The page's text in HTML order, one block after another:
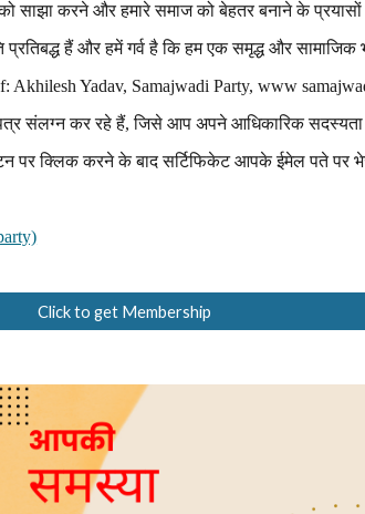
साझा करने और हमारे समाज को बेहतर बनाने के
हैं और हमें गर्व है कि हम एक समृद्ध और सामाजिक
Akhilesh Yadav, Samajwadi Party, www
संलग्न कर रहे हैं, जिसे आप अपने आधिकारिक
पर क्लिक करने के बाद सर्टिफिकेट आपके ईमेल पते पर भेज
Click to get Membership